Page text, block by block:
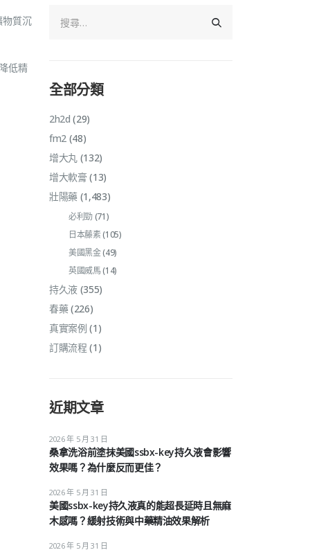
物質沉
低精
全部分類
2h2d (29)
fm2(48)
增大丸(132)
增大軟膏 (13)
壯陽藥(1,483)
必利勁(71)
日本藤素(105)
美國黑金(49)
英國威馬(14)
持久液(355)
春藥(226)
真實案例 (1)
訂購流程 (1)
近期文章
桑拿洗浴前塗抹美國ssbx-key持久液會影響
效果嗎？為什麼反而更佳？
2026 年 5 月 31 日
美國ssbx-key持久液真的能超長延時且無麻
木感嗎？緩射技術與中藥精油效果解析
2026 年 5 月 31 日
2026 年 5 月 31 日